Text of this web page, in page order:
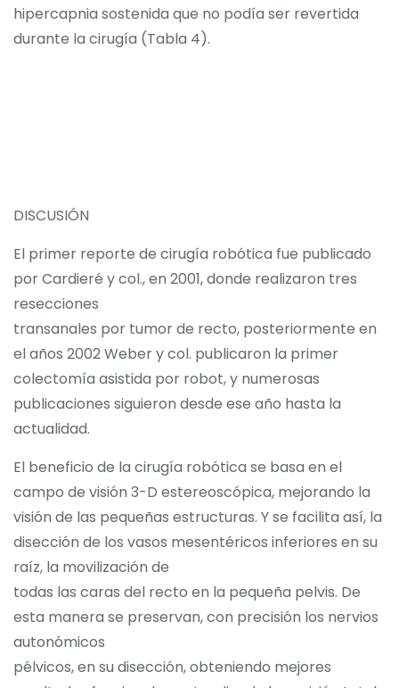
hipercapnia sostenida que no podía ser revertida
durante la cirugía (Tabla 4).
DISCUSIÓN
El primer reporte de cirugía robótica fue publicado
por Cardieré y col., en 2001, donde realizaron tres
resecciones
transanales por tumor de recto, posteriormente en
el años 2002 Weber y col. publicaron la primer
colectomía asistida por robot, y numerosas
publicaciones siguieron desde ese año hasta la
actualidad.
El beneficio de la cirugía robótica se basa en el
campo de visión 3-D estereoscópica, mejorando la
visión de las pequeñas estructuras. Y se facilita así, la
disección de los vasos mesentéricos inferiores en su
raíz, la movilización de
todas las caras del recto en la pequeña pelvis. De
esta manera se preservan, con precisión los nervios
autonómicos
pélvicos, en su disección, obteniendo mejores